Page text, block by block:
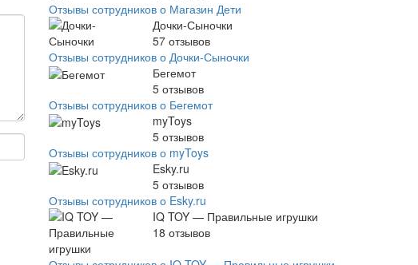
Отзывы сотрудников о Магазин Дети
Дочки-Сыночки
57 отзывов
Отзывы сотрудников о Дочки-Сыночки
Бегемот
5 отзывов
Отзывы сотрудников о Бегемот
myToys
5 отзывов
Отзывы сотрудников о myToys
Esky.ru
5 отзывов
Отзывы сотрудников о Esky.ru
IQ TOY — Правильные игрушки
18 отзывов